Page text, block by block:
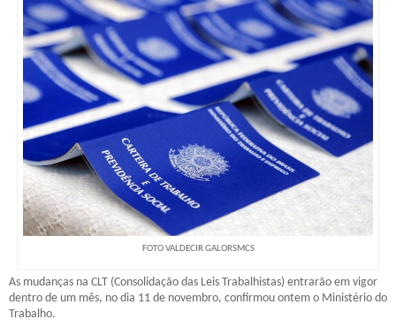
FOTO VALDECIR GALORSMCS
As mudanças na CLT (Consolidação das Leis Trabalhistas) entrarão em vigor
dentro de um mês, no dia 11 de novembro, confirmou ontem o Ministério do
Trabalho.